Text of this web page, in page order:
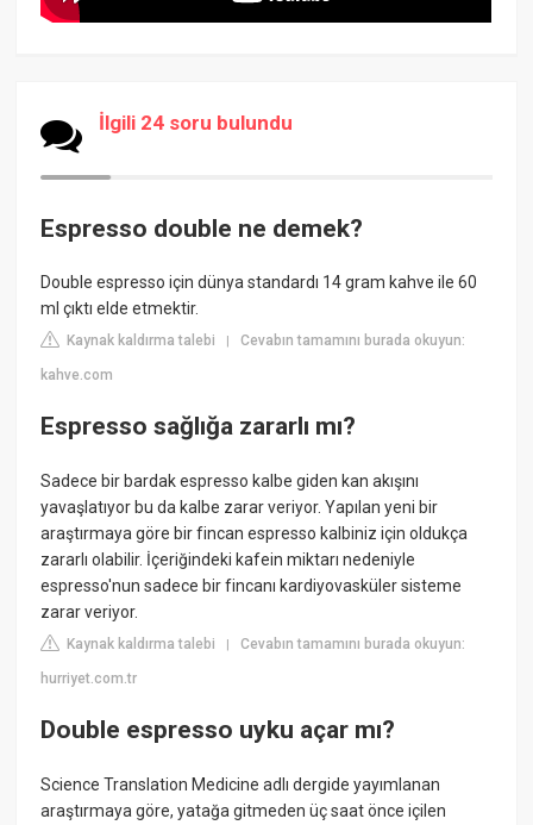
İlgili 24 soru bulundu
Espresso double ne demek?
Double espresso için dünya standardı 14 gram kahve ile 60
ml çıktı elde etmektir.
Kaynak kaldırma talebi |Cevabın tamamını burada okuyun:
kahve.com
Espresso sağlığa zararlı mı?
Sadece bir bardak espresso kalbe giden kan akışını
yavaşlatıyor bu da kalbe zarar veriyor. Yapılan yeni bir
araştırmaya göre bir fincan espresso kalbiniz için oldukça
zararlı olabilir. İçeriğindeki kafein miktarı nedeniyle
espresso'nun sadece bir fincanı kardiyovasküler sisteme
zarar veriyor.
Kaynak kaldırma talebi |Cevabın tamamını burada okuyun:
hurriyet.com.tr
Double espresso uyku açar mı?
Science Translation Medicine adlı dergide yayımlanan
araştırmaya göre, yatağa gitmeden üç saat önce içilen